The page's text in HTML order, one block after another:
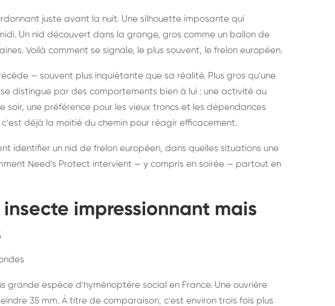
Dératisation : éliminer
durablement rats et
souris, partout en France
juste avant la nuit. Une silhouette imposante qui
Un nid découvert dans la grange, gros comme un ballon de
Voilà comment se signale, le plus souvent, le frelon européen.
— souvent plus inquiétante que sa réalité. Plus gros qu'une
distingue par des comportements bien à lui : une activité au
soir, une préférence pour les vieux troncs et les dépendances
déjà la moitié du chemin pour réagir efficacement.
identifier un nid de frelon européen, dans quelles situations une
Need's Protect intervient — y compris en soirée — partout en
impressionnant mais
grande espèce d'hyménoptère social en France. Une ouvrière
35 mm. À titre de comparaison, c'est environ trois fois plus